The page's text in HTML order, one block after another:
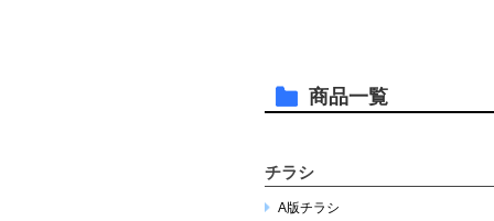
商品一覧
チラシ
A版チラシ